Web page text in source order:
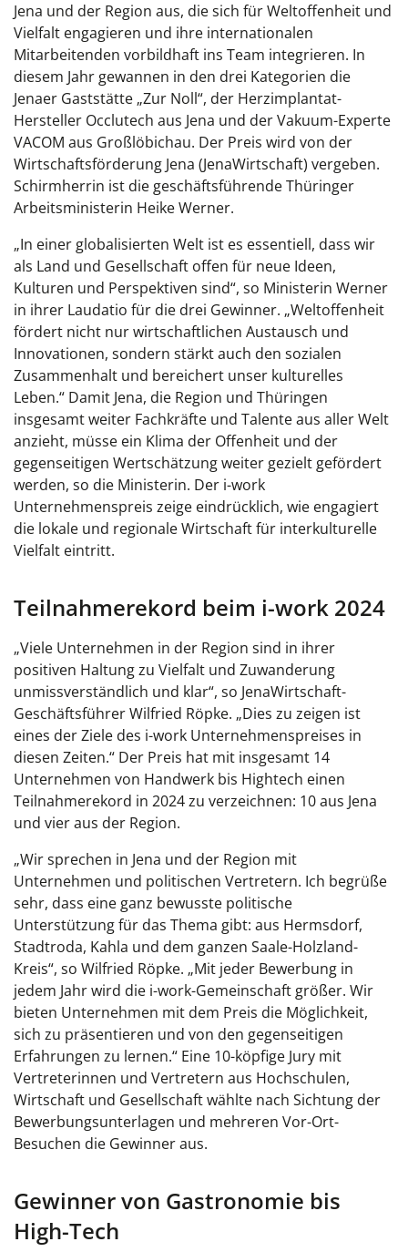
Jena und der Region aus, die sich für Weltoffenheit und
Vielfalt engagieren und ihre internationalen
Mitarbeitenden vorbildhaft ins Team integrieren. In
diesem Jahr gewannen in den drei Kategorien die
Jenaer Gaststätte „Zur Noll“, der Herzimplantat-
Hersteller Occlutech aus Jena und der Vakuum-Experte
VACOM aus Großlöbichau. Der Preis wird von der
Wirtschaftsförderung Jena (JenaWirtschaft) vergeben.
Schirmherrin ist die geschäftsführende Thüringer
Arbeitsministerin Heike Werner.
„In einer globalisierten Welt ist es essentiell, dass wir
als Land und Gesellschaft offen für neue Ideen,
Kulturen und Perspektiven sind“, so Ministerin Werner
in ihrer Laudatio für die drei Gewinner. „Weltoffenheit
fördert nicht nur wirtschaftlichen Austausch und
Innovationen, sondern stärkt auch den sozialen
Zusammenhalt und bereichert unser kulturelles
Leben.“ Damit Jena, die Region und Thüringen
insgesamt weiter Fachkräfte und Talente aus aller Welt
anzieht, müsse ein Klima der Offenheit und der
gegenseitigen Wertschätzung weiter gezielt gefördert
werden, so die Ministerin. Der i-work
Unternehmenspreis zeige eindrücklich, wie engagiert
die lokale und regionale Wirtschaft für interkulturelle
Vielfalt eintritt.
Teilnahmerekord beim i-work 2024
„Viele Unternehmen in der Region sind in ihrer
positiven Haltung zu Vielfalt und Zuwanderung
unmissverständlich und klar“, so JenaWirtschaft-
Geschäftsführer Wilfried Röpke. „Dies zu zeigen ist
eines der Ziele des i-work Unternehmenspreises in
diesen Zeiten.“ Der Preis hat mit insgesamt 14
Unternehmen von Handwerk bis Hightech einen
Teilnahmerekord in 2024 zu verzeichnen: 10 aus Jena
und vier aus der Region.
„Wir sprechen in Jena und der Region mit
Unternehmen und politischen Vertretern. Ich begrüße
sehr, dass eine ganz bewusste politische
Unterstützung für das Thema gibt: aus Hermsdorf,
Stadtroda, Kahla und dem ganzen Saale-Holzland-
Kreis“, so Wilfried Röpke. „Mit jeder Bewerbung in
jedem Jahr wird die i-work-Gemeinschaft größer. Wir
bieten Unternehmen mit dem Preis die Möglichkeit,
sich zu präsentieren und von den gegenseitigen
Erfahrungen zu lernen.“ Eine 10-köpfige Jury mit
Vertreterinnen und Vertretern aus Hochschulen,
Wirtschaft und Gesellschaft wählte nach Sichtung der
Bewerbungsunterlagen und mehreren Vor-Ort-
Besuchen die Gewinner aus.
Gewinner von Gastronomie bis
High-Tech